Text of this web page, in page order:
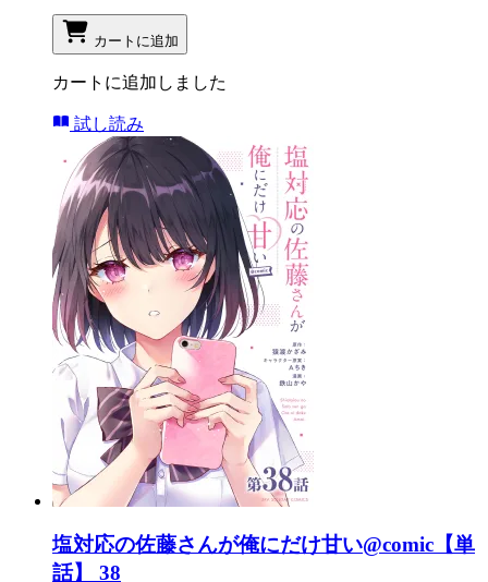
カートに追加
カートに追加しました
試し読み
塩対応の佐藤さんが俺にだけ甘い@comic【単
話】 38